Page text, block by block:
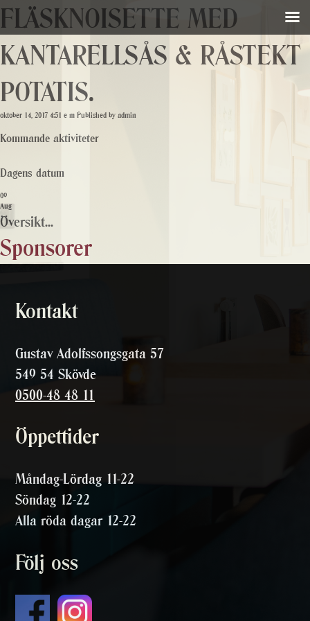
FLÄSKNOISETTE MED
KANTARELLSÅS & RÅSTEKT
POTATIS.
oktober 14, 2017 4:51 e m Published by admin
Kommande aktiviteter
Dagens datum
09
Aug
Översikt...
Sponsorer
Kontakt
Gustav Adolfssongsgata 57
549 54 Skövde
0500-48 48 11
Öppettider
Måndag-Lördag 11-22
Söndag 12-22
Alla röda dagar 12-22
Följ oss